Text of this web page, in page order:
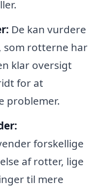
De kan vurdere
som rotterne har
klar oversigt
for at
problemer.
forskellige
af rotter, lige
til mere